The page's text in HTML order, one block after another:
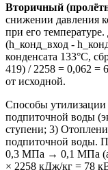
Вторичный
снижении давления
при его
(h_конд_вход -
конденсата 133°C,
419) / 2258 = 0,062 =
от исходной.
Способы утилизации
подпиточной воды
ступени; 3)
подпиточной воды.
0,3 МПа → 0,1 МПа
× 2258 кДж/кг = 78